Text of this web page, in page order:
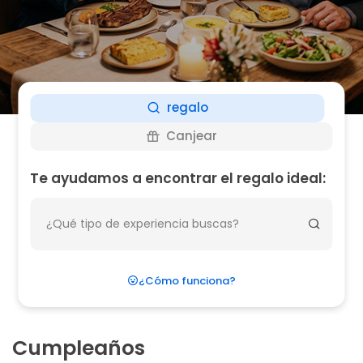
regalo
Canjear
Te ayudamos a encontrar el regalo ideal:
¿Cómo funciona?
Cumpleaños